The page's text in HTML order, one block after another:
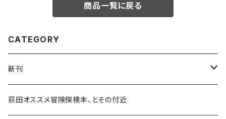
商品一覧に戻る
CATEGORY
新刊
和書
荻田オススメ冒険探検本、とその付近